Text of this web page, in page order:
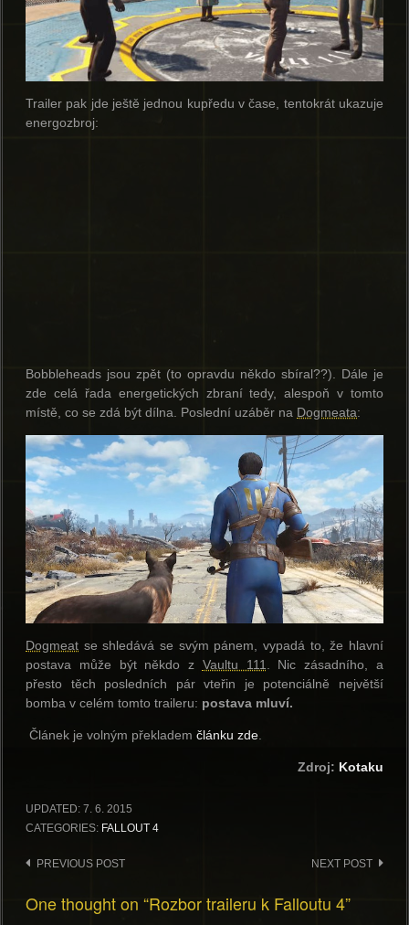
Trailer pak jde ještě jednou kupředu v čase, tentokrát ukazuje
energozbroj:
Bobbleheads jsou zpět (to opravdu někdo sbíral??). Dále je
zde celá řada energetických zbraní tedy, alespoň v tomto
místě, co se zdá být dílna. Poslední uzáběr na Dogmeata:
Dogmeat se shledává se svým pánem, vypadá to, že hlavní
postava může být někdo z Vaultu 111
. Nic zásadního, a
přesto těch posledních pár vteřin je potenciálně největší
bomba v celém tomto traileru: postava mluví.
Článek je volným překladem článku zde
Zdroj: Kotaku
UPDATED: 7. 6. 2015
CATEGORIES: FALLOUT 4
Post
PREVIOUS POST NEXT POST
One thought on “Rozbor traileru k Falloutu 4”